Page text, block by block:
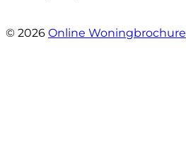
© 2026 Online Woningbrochure